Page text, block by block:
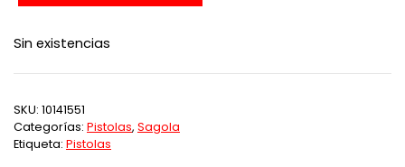
Sin existencias
SKU: 10141551
Categorías: Pistolas, Sagola
Etiqueta: Pistolas